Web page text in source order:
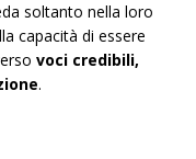
soltanto nella loro
capacità di essere
voci credibili,
.